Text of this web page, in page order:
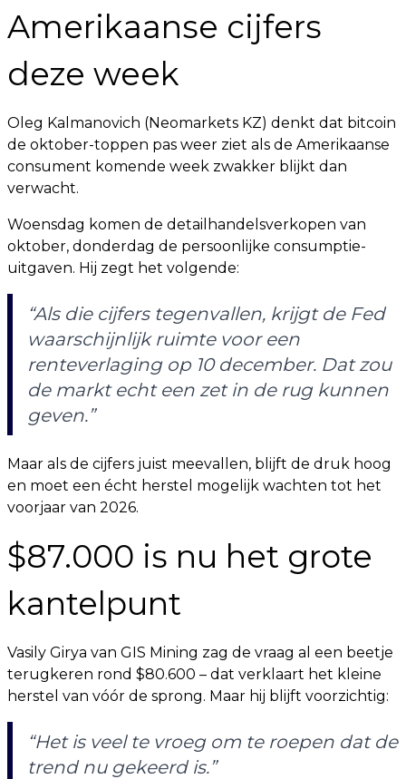
Amerikaanse cijfers
deze week
Oleg Kalmanovich (Neomarkets KZ) denkt dat bitcoin
de oktober-toppen pas weer ziet als de Amerikaanse
consument komende week zwakker blijkt dan
verwacht.
Woensdag komen de detailhandelsverkopen van
oktober, donderdag de persoonlijke consumptie-
uitgaven. Hij zegt het volgende:
“Als die cijfers tegenvallen, krijgt de Fed
waarschijnlijk ruimte voor een
renteverlaging op 10 december. Dat zou
de markt echt een zet in de rug kunnen
geven.”
Maar als de cijfers juist meevallen, blijft de druk hoog
en moet een écht herstel mogelijk wachten tot het
voorjaar van 2026.
$87.000 is nu het grote
kantelpunt
Vasily Girya van GIS Mining zag de vraag al een beetje
terugkeren rond $80.600 – dat verklaart het kleine
herstel van vóór de sprong. Maar hij blijft voorzichtig:
“Het is veel te vroeg om te roepen dat de
trend nu gekeerd is.”